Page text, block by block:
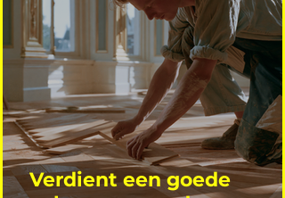
Verdient een goede